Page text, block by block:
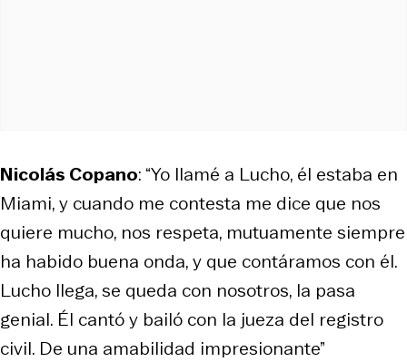
Nicolás Copano: “Yo llamé a Lucho, él estaba en
Miami, y cuando me contesta me dice que nos
quiere mucho, nos respeta, mutuamente siempre
ha habido buena onda, y que contáramos con él.
Lucho llega, se queda con nosotros, la pasa
genial. Él cantó y bailó con la jueza del registro
civil. De una amabilidad impresionante”